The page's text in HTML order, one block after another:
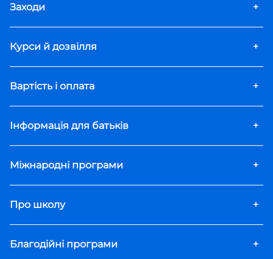
Заходи +
Курси й дозвілля +
Вартість і оплата +
Інформація для батьків +
Міжнародні програми +
Про школу +
Благодійні програми +